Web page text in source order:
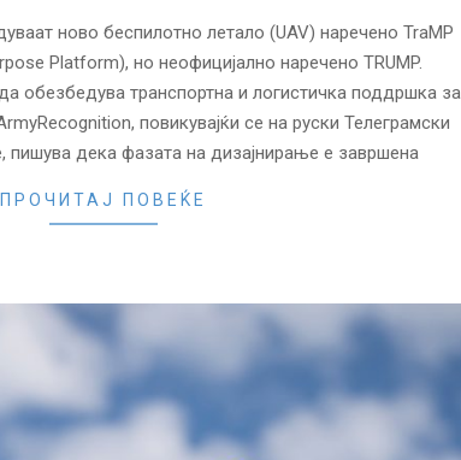
ново беспилотно летало (UAV) наречено TraMP
Platform), но неофицијално наречено TRUMP.
обезбедува транспортна и логистичка поддршка за
повикувајќи се на руски Телеграмски
пишува дека фазата на дизајнирање е завршена
ПРОЧИТАЈ ПОВЕЌЕ